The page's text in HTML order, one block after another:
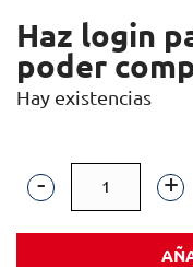
Haz login
poder
Hay existencias
AGUA
SABOR